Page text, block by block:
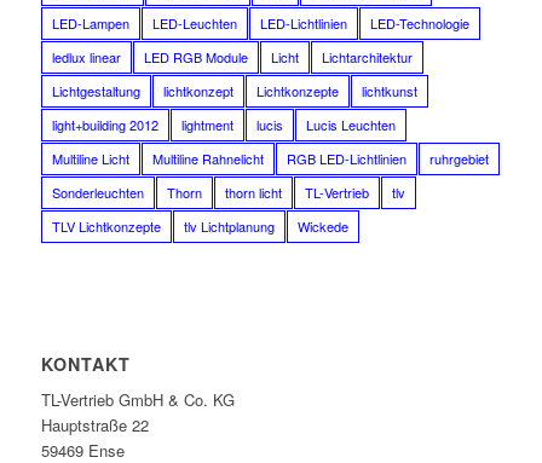
LED-Lampen
LED-Leuchten LED-Lichtlinien
LED-Technologie
ledlux linear
LED RGB Module Licht
Lichtarchitektur
Lichtgestaltung
lichtkonzept Lichtkonzepte
lichtkunst
light+building 2012
lightment lucis
Lucis Leuchten
Multiline Licht
Multiline Rahnelicht RGB LED-Lichtlinien
ruhrgebiet
Sonderleuchten
Thorn thorn licht TL-Vertrieb
tlv
TLV Lichtkonzepte
tlv Lichtplanung Wickede
KONTAKT
TL-Vertrieb GmbH & Co. KG
Hauptstraße 22
59469 Ense